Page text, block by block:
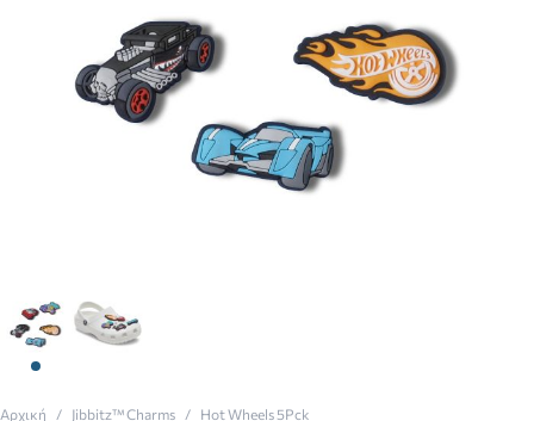
View larger imageView larger image
Αρχική / Jibbitz™ Charms / Hot Wheels 5Pck